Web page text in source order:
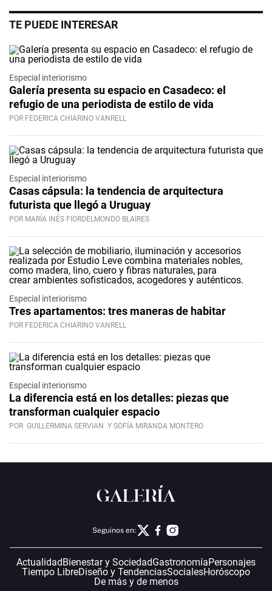
TE PUEDE INTERESAR
Especial interiorismo
Galería presenta su espacio en Casadeco: el
refugio de una periodista de estilo de vida
POR FEDERICA CHIARINO VANRELL
Especial interiorismo
Casas cápsula: la tendencia de arquitectura
futurista que llegó a Uruguay
POR MARÍA INÉS FIORDELMONDO BLAIRES
Especial interiorismo
Tres apartamentos: tres maneras de habitar
POR FEDERICA CHIARINO VANRELL
Especial interiorismo
La diferencia está en los detalles: piezas que
transforman cualquier espacio
POR GUILLERMINA SERVIAN Y SOFÍA MIRANDA MONTERO
Seguinos en:
Actualidad Bienestar y SociedadGastronomíaPersonajes
Tiempo LibreDiseño y TendenciasSocialesHoróscopo
De más y de menos